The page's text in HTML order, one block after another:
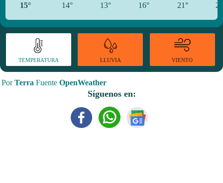
15° 14° 13° 16° 21°
TEMPERATURA LLUVIA VIENTO
PorTerra Fuente OpenWeather
Síguenos en: